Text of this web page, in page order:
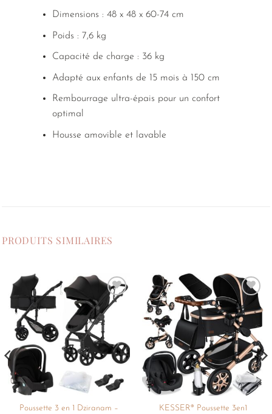
Dimensions : 48 x 48 x 60-74 cm
Poids : 7,6 kg
Capacité de charge : 36 kg
Adapté aux enfants de 15 mois à 150 cm
Rembourrage ultra-épais pour un confort
optimal
Housse amovible et lavable
PRODUITS SIMILAIRES
Ajouter
à la
liste de
souhaits
Poussette 3 en 1 Dziranam –
Ajouter
à la
liste de
souhaits
KESSER® Poussette 3en1